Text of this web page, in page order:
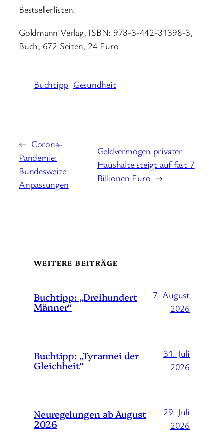
Bestsellerlisten.
Goldmann Verlag, ISBN: 978-3-442-31398-3,
Buch, 672 Seiten, 24 Euro
Buchtipp Gesundheit
← Corona-
Pandemie:
Bundesweite
Anpassungen
Geldvermögen privater
Haushalte steigt auf fast 7
Billionen Euro →
WEITERE BEITRÄGE
Buchtipp: „Dreihundert
Männer“
7. August
2026
Buchtipp: „Tyrannei der
Gleichheit“
31. Juli
2026
Neuregelungen ab August
2026
29. Juli
2026